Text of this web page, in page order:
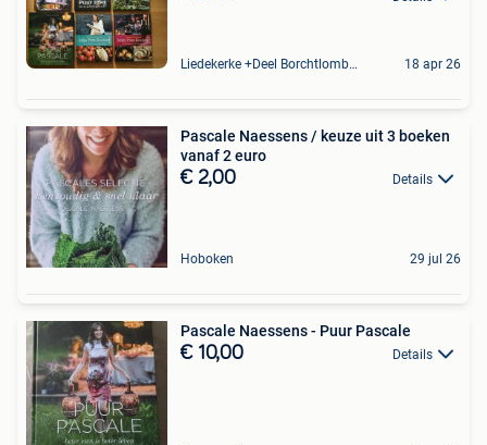
Liedekerke +Deel Borchtlombeek 18 apr 26
Pascale Naessens / keuze uit 3 boeken
vanaf 2 euro
€ 2,00 Details
Hoboken 29 jul 26
Pascale Naessens - Puur Pascale
€ 10,00 Details